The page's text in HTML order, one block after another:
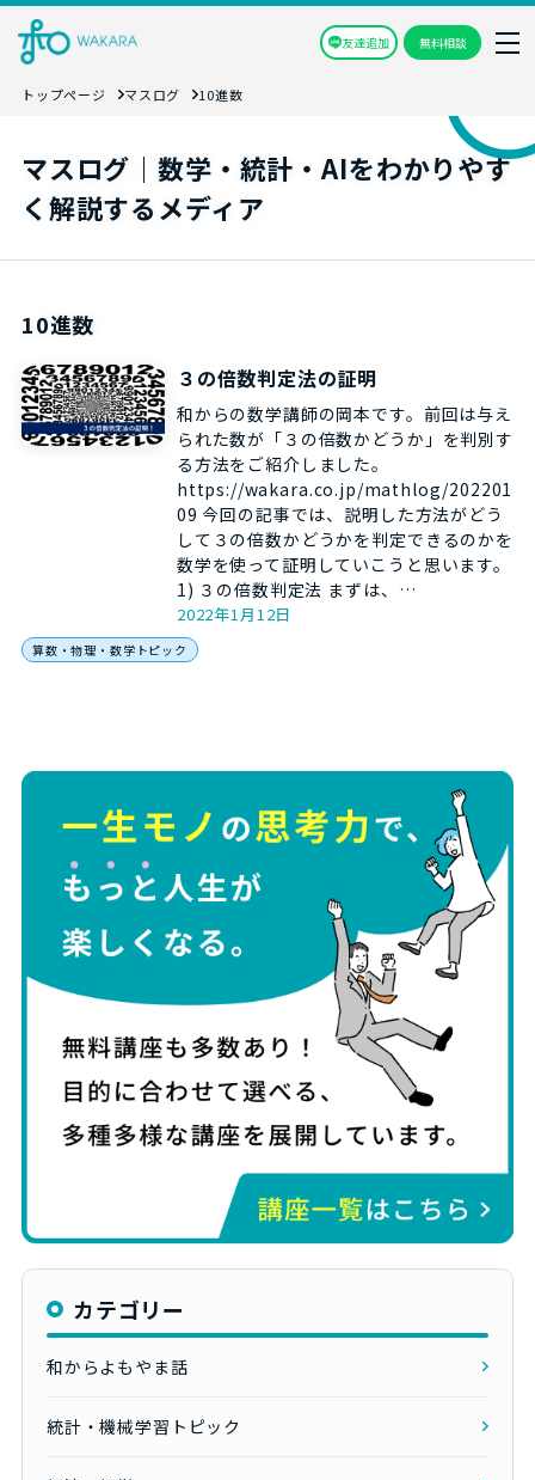
友達追加 無料相談
トップページ マスログ 10進数
マスログ｜数学・統計・AIをわかりやす
く解説するメディア
10進数
３の倍数判定法の証明
和からの数学講師の岡本です。前回は与え
られた数が「３の倍数かどうか」を判別す
る方法をご紹介しました。
https://wakara.co.jp/mathlog/202201
09 今回の記事では、説明した方法がどう
して３の倍数かどうかを判定できるのかを
数学を使って証明していこうと思います。
1) ３の倍数判定法 まずは、…
2022年1月12日
算数・物理・数学トピック
カテゴリー
和からよもやま話
統計・機械学習トピック